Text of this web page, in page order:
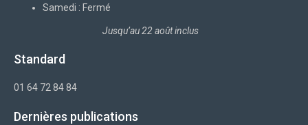
Samedi : Fermé
Jusqu’au 22 août inclus
Standard
01 64 72 84 84
Dernières publications